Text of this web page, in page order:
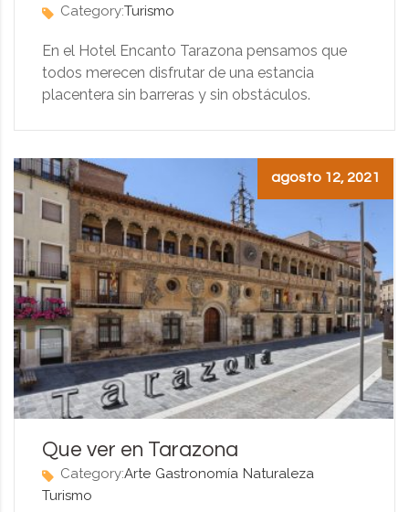
Category:Turismo
En el Hotel Encanto Tarazona pensamos que
todos merecen disfrutar de una estancia
placentera sin barreras y sin obstáculos.
agosto 12, 2021
Que ver en Tarazona
Category:Arte Gastronomía Naturaleza
Turismo